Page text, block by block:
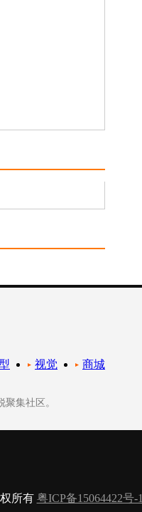
商城
视觉
集社区。
所有 粤ICP备15064422号-1